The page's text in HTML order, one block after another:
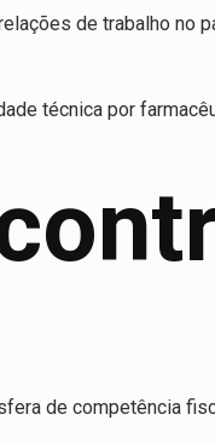
de trabalho no
técnica por
de competência